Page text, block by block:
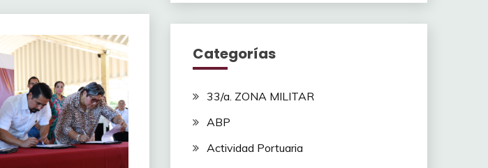
Categorías
33/a. ZONA MILITAR
ABP
Actividad Portuaria